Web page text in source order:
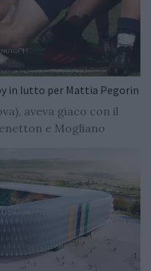
in lutto per Mattia Pegorin
aveva giaco con il
e Mogliano